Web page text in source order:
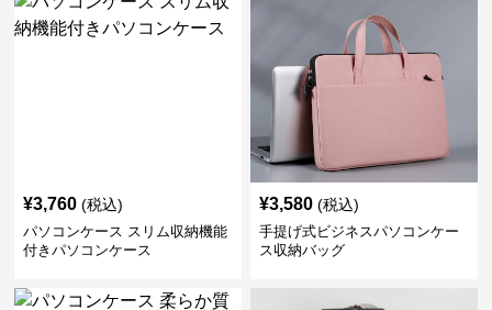
¥3,760 (税込)
パソコンケース スリム収納機能
付きパソコンケース
¥3,580 (税込)
手提げ式ビジネスパソコンケー
ス収納バッグ